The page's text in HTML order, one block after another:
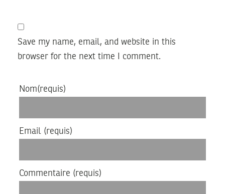
Save my name, email, and website in this
browser for the next time I comment.
Nom(requis)
Email (requis)
Commentaire (requis)